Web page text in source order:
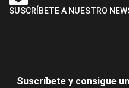
SUSCRÍBETE A NUESTRO
Suscríbete y consigue